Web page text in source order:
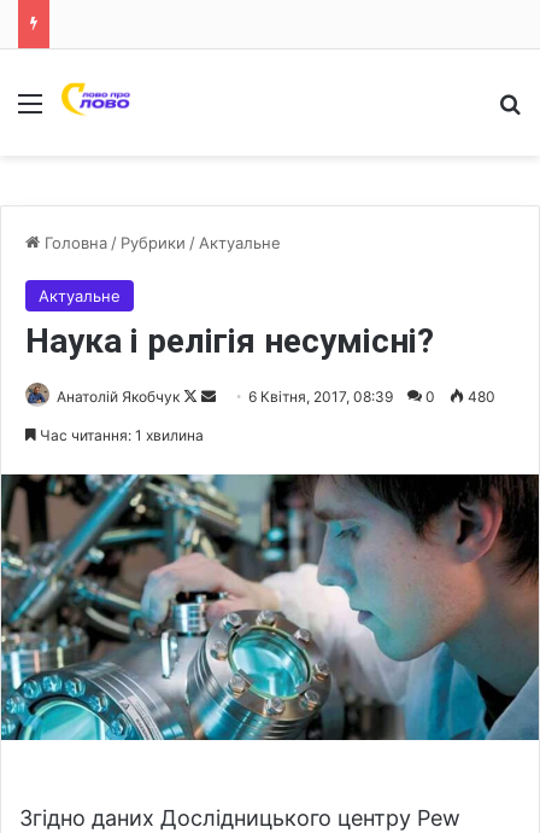
Меню
Головна / Рубрики / Актуальне
Актуальне
Наука і релігія несумісні?
Анатолій Якобчук
F
l
o
w
n
X
d
a
n
e
m
a
i
l
6 Квітня, 2017, 08:39 0 480
Час читання: 1 хвилина
Згідно даних Дослідницького центру Pew